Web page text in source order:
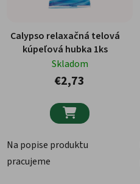
Calypso relaxačná telová
kúpeľová hubka 1ks
Skladom
€2,73

Na popise produktu
pracujeme